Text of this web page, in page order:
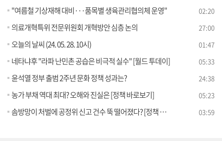
"여름철 기상재해 대비···품목별 생육관리협의체 운영" 02:20
의료개혁특위 전문위원회 개혁방안 심층 논의 27:00
오늘의 날씨 (24. 05. 28. 10시) 01:47
네타냐후 "라파 난민촌 공습은 비극적 실수" [월드 투데이] 05:33
윤석열 정부 출범 2주년 문화 정책 성과는? 24:38
농가 부채 역대 최대? 오해와 진실은 [정책 바로보기] 05:23
솜방망이 처벌에 공정위 신고 건수 뚝 떨어졌다? [정책 바로보기] 03:59